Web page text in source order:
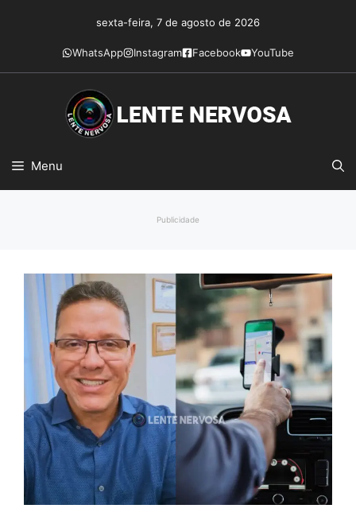
conteúdo
sexta-feira, 7 de agosto de 2026
WhatsApp Instagram Facebook YouTube
Menu
Publicidade